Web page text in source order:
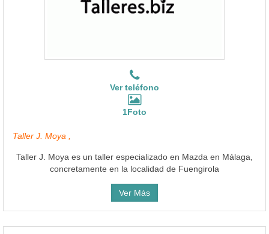
Ver teléfono
1Foto
Taller J. Moya ,
Taller J. Moya es un taller especializado en Mazda en Málaga,
concretamente en la localidad de Fuengirola
Ver Más